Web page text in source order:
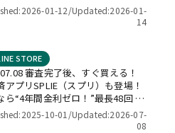
＆「Super 9000」【presented
01-12/Updated:2026-01-
14
審査完了後、すぐ買える！
アプリSPLIE（スプリ）も登場！
ら“4年間金利ゼロ！”最長48回 無
ャンペーン
STORE
10-01/Updated:2026-07-
08